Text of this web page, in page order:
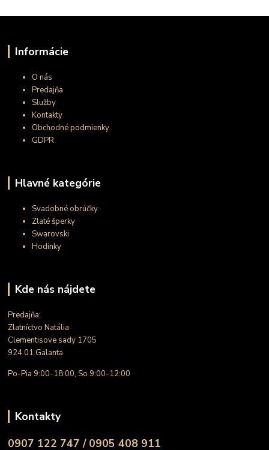
Informácie
O nás
Predajňa
Služby
Kontakty
Obchodné podmienky
GDPR
Hlavné kategórie
Svadobné obrúčky
Zlaté šperky
Swarovski
Hodinky
Kde nás nájdete
Predajňa:
Zlatníctvo Natália
Clementisove sady 1705
924 01 Galanta
Po-Pia 9:00-18:00, So 9:00-12:00
Kontakty
0907 122 747 / 0905 408 911